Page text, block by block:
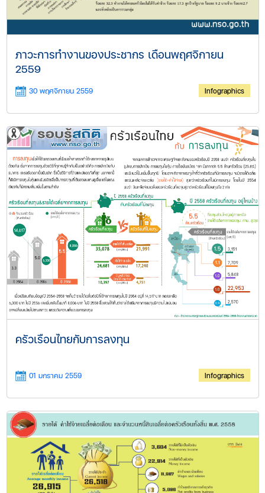
ภาวะการทำงานของประชากร เดือนพฤศจิกายน
2559
30 พฤศจิกายน 2559 Infographics
ครัวเรือนไทยกับการลง​ทุน
01 มกราคม 2559 Infographics